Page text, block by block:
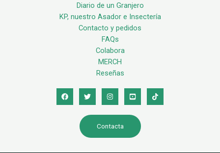
Diario de un Granjero
KP, nuestro Asador e Insectería
Contacto y pedidos
FAQs
Colabora
MERCH
Reseñas
Contacta